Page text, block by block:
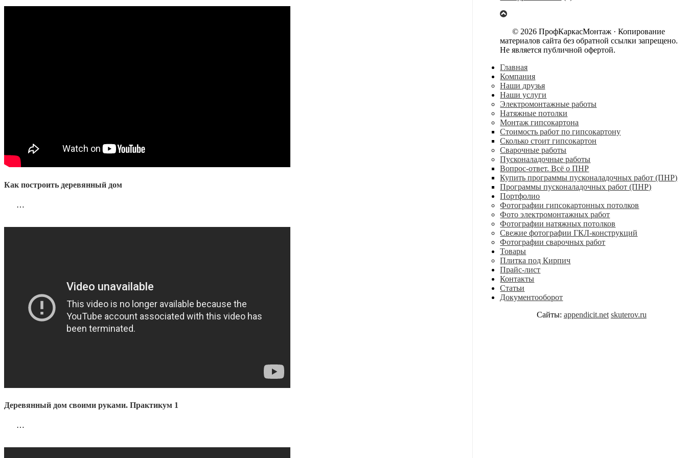
Как построить деревянный дом
…
Деревянный дом своими руками. Практикум 1
…
© 2026 ПрофКаркасМонтаж · Копирование
материалов сайта без обратной ссылки запрещено.
Не является публичной офертой.
Главная
Компания
Наши друзья
Наши услуги
Электромонтажные работы
Натяжные потолки
Монтаж гипсокартона
Стоимость работ по гипсокартону
Сколько стоит гипсокартон
Сварочные работы
Пусконаладочные работы
Вопрос-ответ. Всё о ПНР
Купить программы пусконаладочных работ (ПНР)
Программы пусконаладочных работ (ПНР)
Портфолио
Фотографии гипсокартонных потолков
Фото электромонтажных работ
Фотографии натяжных потолков
Свежие фотографии ГКЛ-конструкций
Фотографии сварочных работ
Товары
Плитка под Кирпич
Прайс-лист
Контакты
Статьи
Документооборот
Сайты: appendicit.net skuterov.ru